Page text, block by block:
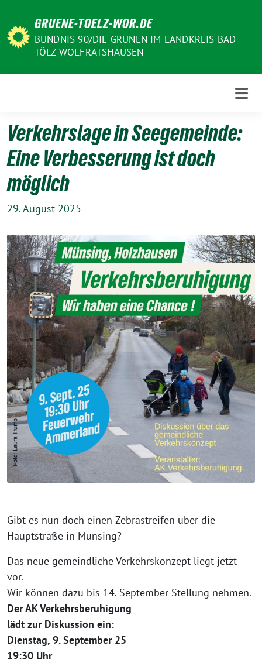
zum
Inhalt
GRUENE-TOELZ-WOR.DE
BÜNDNIS 90/DIE GRÜNEN IM LANDKREIS BAD
TÖLZ-WOLFRATSHAUSEN
Verkehrslage in Seegemeinde:
Eine Verbesserung ist doch
möglich
29. August 2025
Gibt es nun doch einen Zebrastreifen über die
Hauptstraße in Münsing?
Das neue gemeindliche Verkehrskonzept liegt jetzt
vor.
Wir können dazu bis 14. September Stellung nehmen.
Der AK Verkehrsberuhigung
lädt zur Diskussion ein:
Dienstag, 9. September 25
19:30 Uhr